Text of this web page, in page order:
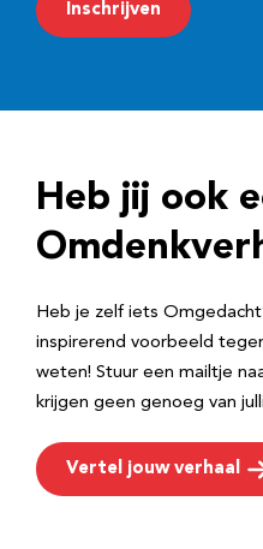
a
r
e
Inschrijven
Heb jij ook
Heb je zelf iets
inspirerend voorbeeld
weten! Stuur een mailtje
krijgen geen genoeg van
Vertel jouw verhaal